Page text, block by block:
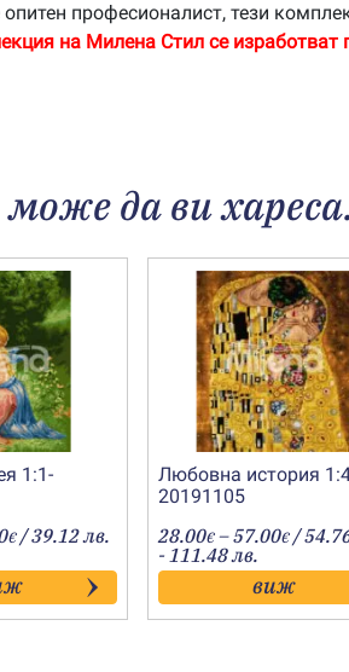
професионалист, тези
на Милена Стил се
да ви
1:1-
€Price
range:
20.00€
through
48.80€
/ 39.12 лв.
Любовна история
20191105
28.00€ –57.00€Price
range:
28.00€
through
57.00€
/
- 111.48 лв.
виж